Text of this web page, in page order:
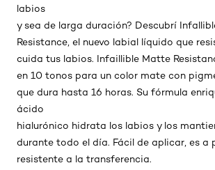
labios
y sea de larga duración? Descubrí
Resistance, el nuevo labial líquido que
cuida tus labios. Infaillible Matte
en 10 tonos para un color mate con
que dura hasta 16 horas. Su fórmula
ácido
hialurónico hidrata los labios y los
durante todo el día. Fácil de aplicar, es a
resistente a la transferencia.